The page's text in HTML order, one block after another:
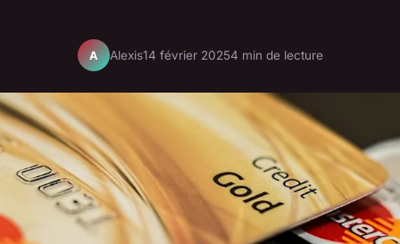
A Alexis14 février 20254 min de lecture